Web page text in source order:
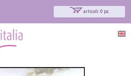
articoli: 0 pz.